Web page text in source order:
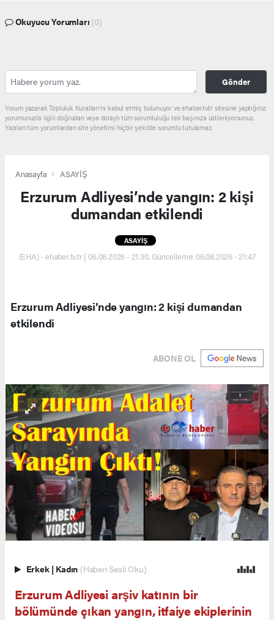
Okuyucu Yorumları (0)
Gönder
Yorum yazarak Topluluk Kuralları’nı kabul etmiş bulunuyor ve ehaber.tv.tr sitesine yaptığınız
yorumunuzla ilgili doğrudan veya dolaylı tüm sorumluluğu tek başınıza üstleniyorsunuz.
Yazılan tüm yorumlardan site yönetimi hiçbir şekilde sorumlu tutulamaz.
Anasayfa ASAYİŞ
Erzurum Adliyesi’nde yangın: 2 kişi
dumandan etkilendi
ASAYİŞ
(EHA) - ehaber.tv.tr | 06.08.2026 - 21:30, Güncelleme: 06.08.2026 - 21:47
Erzurum Adliyesi’nde yangın: 2 kişi dumandan
etkilendi
ABONE OL
Erkek | Kadın (Haberi Sesli Oku)
Erzurum Adliyesi arşiv katının bir
bölümünde çıkan yangın, itfaiye ekiplerinin